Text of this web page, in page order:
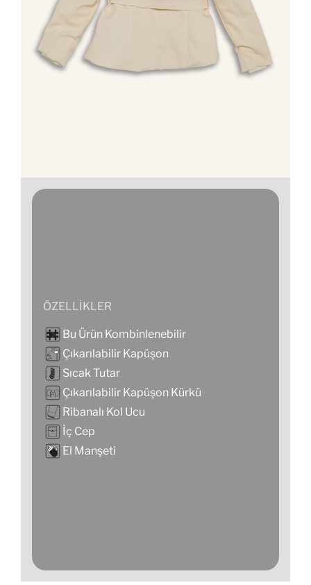
ÖZELLIKLER
Bu Ürün Kombinlenebilir
Çıkarılabilir Kapüşon
Sıcak Tutar
Çıkarılabilir Kapüşon Kürkü
Ribanalı Kol Ucu
İç Cep
El Manşeti